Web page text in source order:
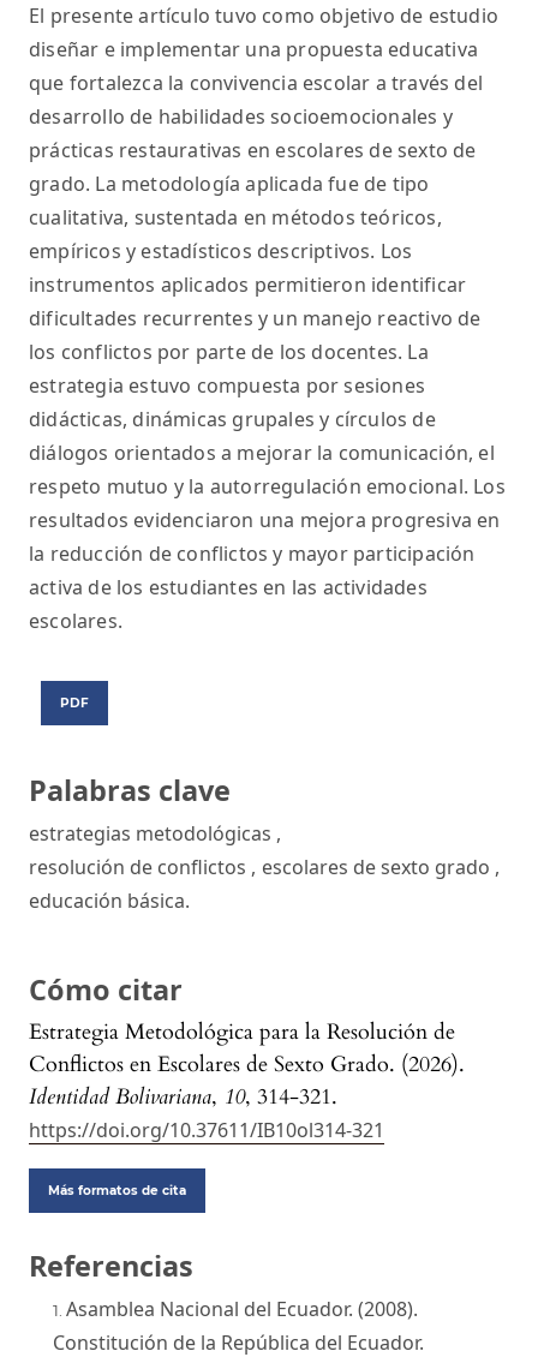
Palabras clave
estrategias metodológicas ,
resolución de conflictos , escolares de sexto grado ,
educación básica.
Cómo citar
Estrategia Metodológica para la Resolución de
Conflictos en Escolares de Sexto Grado. (2026).
Identidad Bolivariana, 10, 314-321.
https://doi.org/10.37611/IB10ol314-321
Más formatos de cita
El presente artículo tuvo como objetivo de estudio
diseñar e implementar una propuesta educativa
que fortalezca la convivencia escolar a través del
desarrollo de habilidades socioemocionales y
prácticas restaurativas en escolares de sexto de
grado. La metodología aplicada fue de tipo
cualitativa, sustentada en métodos teóricos,
empíricos y estadísticos descriptivos. Los
instrumentos aplicados permitieron identificar
dificultades recurrentes y un manejo reactivo de
los conflictos por parte de los docentes. La
estrategia estuvo compuesta por sesiones
didácticas, dinámicas grupales y círculos de
diálogos orientados a mejorar la comunicación, el
respeto mutuo y la autorregulación emocional. Los
resultados evidenciaron una mejora progresiva en
la reducción de conflictos y mayor participación
activa de los estudiantes en las actividades
escolares.
PDF
Referencias
Asamblea Nacional del Ecuador. (2008).
Constitución de la República del Ecuador.